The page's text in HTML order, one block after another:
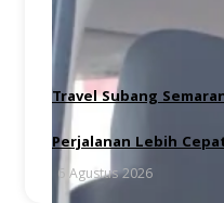
Travel Subang
Perjalanan Lebih
6 Agustus 2026